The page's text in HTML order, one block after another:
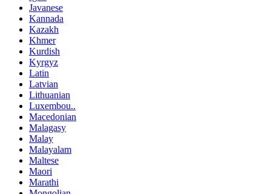
Javanese
Kannada
Kazakh
Khmer
Kurdish
Kyrgyz
Latin
Latvian
Lithuanian
Luxembou..
Macedonian
Malagasy
Malay
Malayalam
Maltese
Maori
Marathi